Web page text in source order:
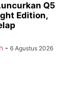
Q5
Edition,
- 6 Agustus 2026